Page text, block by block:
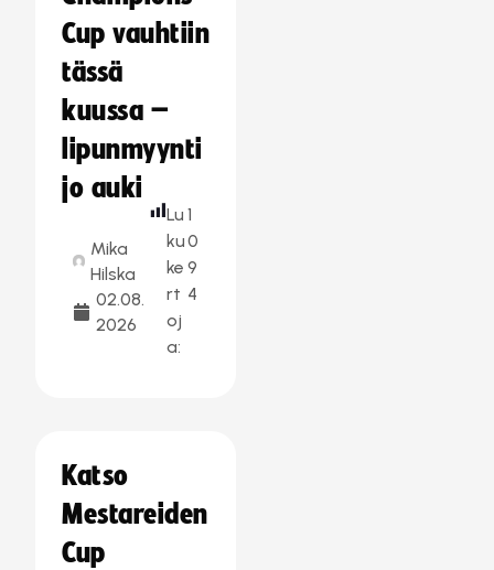
Cup vauhtiin
tässä
kuussa –
lipunmyynti
jo auki
Mika
Hilska
02.08.
2026
Lu
ku
ke
rt
oj
a:
1
0
9
4
Katso
Mestareiden
Cup